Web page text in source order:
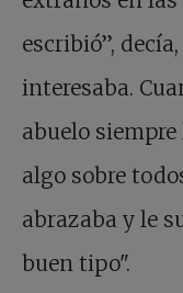
escribió”,
interesaba.
abuelo
algo sobre
abrazaba y le
buen tipo".